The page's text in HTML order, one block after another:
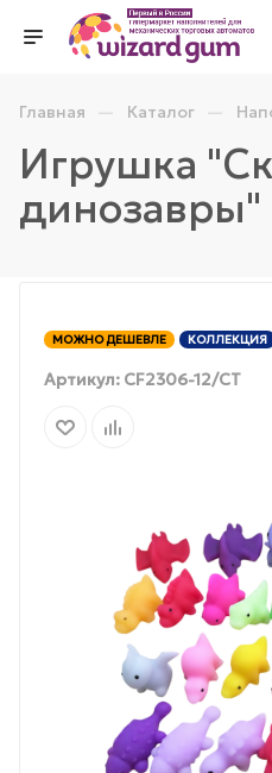
Главная — Каталог —
Игрушка
динозавры"
МОЖНО ДЕШЕВЛЕ КОЛЛЕКЦИЯ
Артикул: CF2306-12/СТ